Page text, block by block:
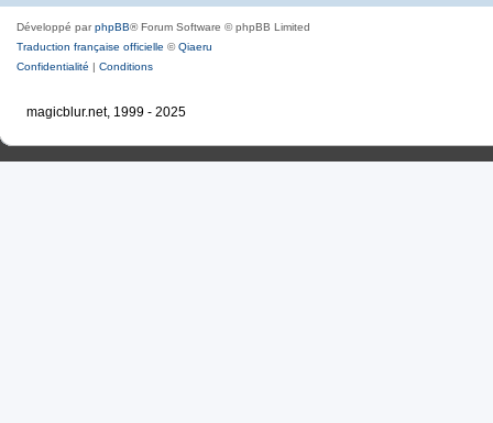
Développé parphpBB® Forum Software © phpBB Limited
Traduction française officielle ©Qiaeru
Confidentialité | Conditions
magicblur.net, 1999 - 2025